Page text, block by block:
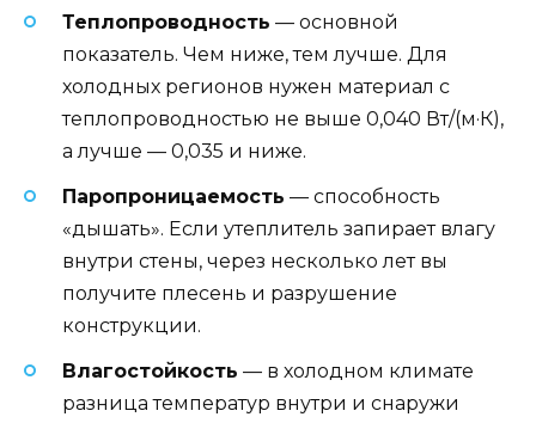
Теплопроводность — основной
показатель. Чем ниже, тем лучше. Для
холодных регионов нужен материал с
теплопроводностью не выше 0,040 Вт/(м·К),
а лучше — 0,035 и ниже.
Паропроницаемость — способность
«дышать». Если утеплитель запирает влагу
внутри стены, через несколько лет вы
получите плесень и разрушение
конструкции.
Влагостойкость — в холодном климате
разница температур внутри и снаружи